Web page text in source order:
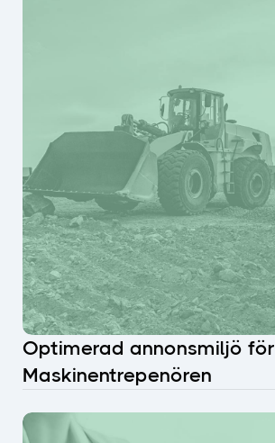
Optimerad annonsmiljö för
Maskinentrepenören